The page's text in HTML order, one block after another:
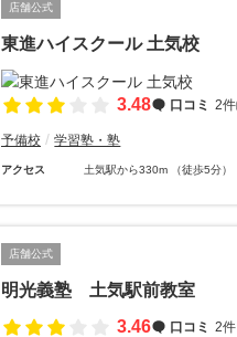
店舗公式
東進ハイスクール 土気校
3.48 口コミ 2件
予備校 学習塾・塾
アクセス 土気駅から330m （徒歩5分）
店舗公式
明光義塾 土気駅前教室
3.46
口コミ 2件